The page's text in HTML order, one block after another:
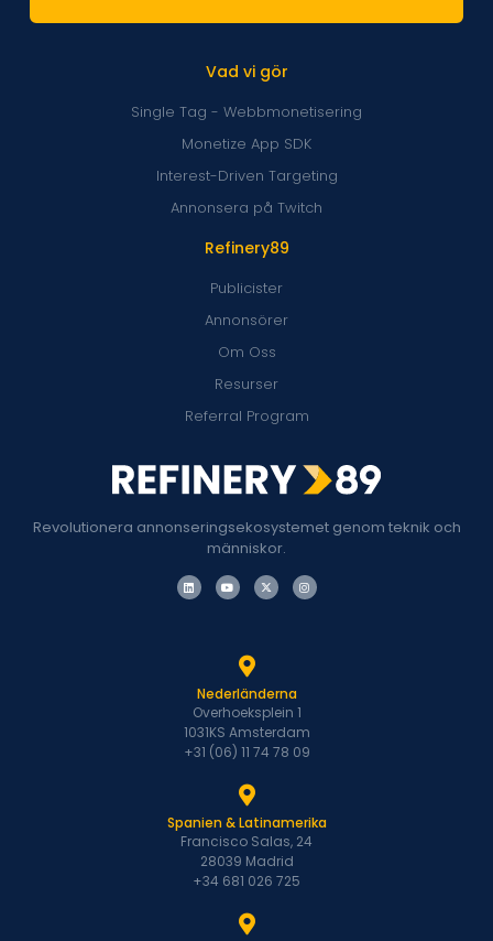
Revolutionera annonseringsekosystemet genom teknik och
människor.
Refinery89
Publicister
Annonsörer
Om Oss
Resurser
Referral Program
Vad vi gör
Single Tag - Webbmonetisering
Monetize App SDK
Interest-Driven Targeting
Annonsera på Twitch
Nederländerna
Overhoeksplein 1
1031KS Amsterdam
+31 (06) 11 74 78 09
Spanien & Latinamerika
Francisco Salas, 24
28039 Madrid
+34 681 026 725